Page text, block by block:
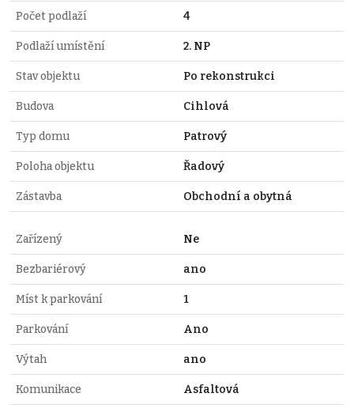
Počet podlaží 4
Podlaží umístění 2. NP
Stav objektu Po rekonstrukci
Budova Cihlová
Typ domu Patrový
Poloha objektu Řadový
Zástavba Obchodní a obytná
Zařízený Ne
Bezbariérový ano
Míst k parkování 1
Parkování Ano
Výtah ano
Komunikace Asfaltová